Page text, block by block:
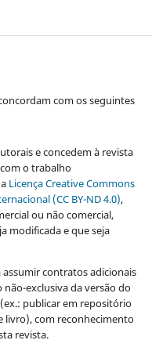
com os seguintes
e concedem à revista
o trabalho
Licença Creative Commons
(CC BY-ND 4.0),
ou não comercial,
modificada e que seja
contratos adicionais
exclusiva da versão do
publicar em repositório
livro), com reconhecimento
revista.